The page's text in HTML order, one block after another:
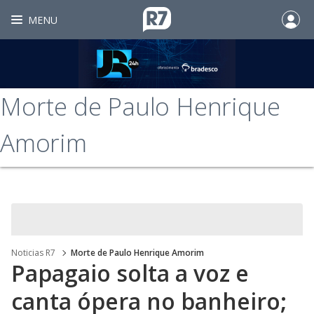
MENU
Morte de Paulo Henrique
Amorim
Noticias R7 Morte de Paulo Henrique Amorim
Papagaio solta a voz e
canta ópera no banheiro;